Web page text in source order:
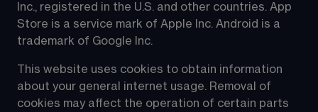
Inc., registered in the U.S. and other countries. App
Store is a service mark of Apple Inc. Android is a
trademark of Google Inc.
This website uses cookies to obtain information
about your general internet usage. Removal of
cookies may affect the operation of certain parts